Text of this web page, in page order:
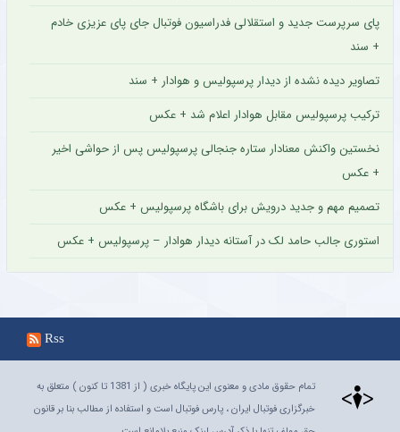
پای سرپرست جدید و استقلالی فدراسیون فوتبال جای پای عزیزی خادم
+ سند
تصاویر دیده نشده از دیدار پرسپولیس و هوادار + سند
ترکیب پرسپولیس مقابل هوادار اعلام شد + عکس
نخستین واکنش معنادار ستاره جنجالی پرسپولیس پس از حواشی اخیر
+ عکس
تصمیم مهم و جدید درویش برای باشگاه پرسپولیس + عکس
استوری جالب حامد لک در آستانه دیدار هوادار – پرسپولیس + عکس
Rss
تمام حقوق مادی و معنوی این پایگاه خبری ( از 1381 تا کنون ) متعلق به
خبرگزاری فوتبال ایران ، پارس فوتبال است و استفاده از مطالب بنا بر قانون